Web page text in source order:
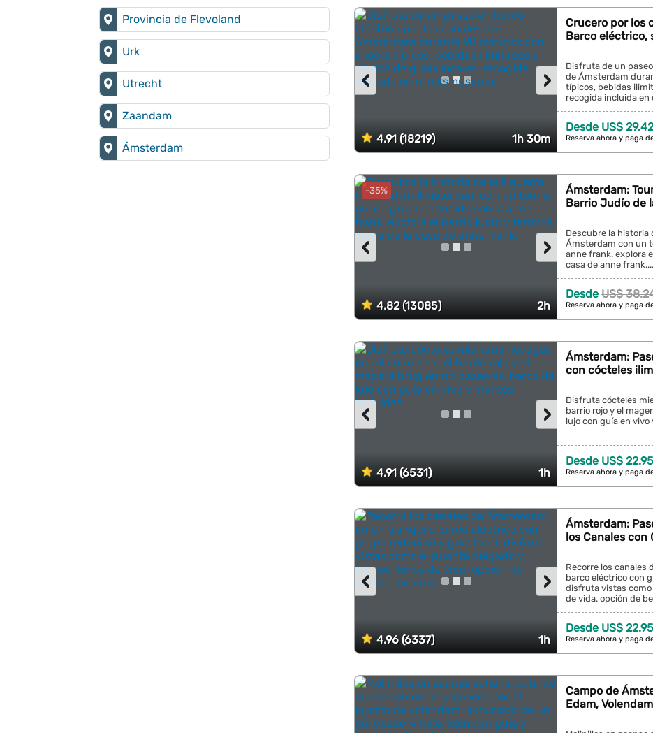
4.91 (18219) 1h 30m
›
‹
Crucero por los
Barco eléctrico,
Disfruta de un
de Ámsterdam
típicos, bebidas
recogida incluida en
Desde US$ 29.42
Reserva ahora y paga
-35%
4.82 (13085) 2h
›
‹
Ámsterdam:
Barrio Judío de
Descubre la historia
Ámsterdam con un
anne frank. explora
casa de anne frank....
Desde US$
Reserva ahora y paga
4.91 (6531) 1h
›
‹
Ámsterdam:
con cócteles
Disfruta cócteles
barrio rojo y el
lujo con guía en
Desde US$ 22.95
Reserva ahora y paga
4.96 (6337) 1h
›
‹
Ámsterdam:
los Canales con
Recorre los canales
barco eléctrico con
disfruta vistas como
de vida. opción de
Desde US$ 22.95
Reserva ahora y paga
Campo de
Edam,
Provincia de Flevoland
Urk
Utrecht
Zaandam
Ámsterdam